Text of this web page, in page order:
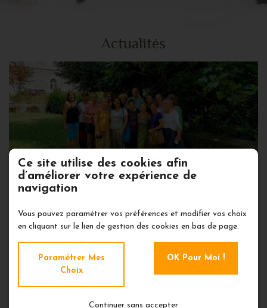
Actualités
STAGE ÉTÉ Drôme Provençale 2019
IMMERSION en RESIDENTIEL
DANS LA JOIE DU YOGA INTEGRAL : la
Ce site utilise des cookies afin
d’améliorer votre expérience de
navigation
Vous pouvez paramétrer vos préférences et modifier vos choix
en cliquant sur le lien de gestion des cookies en bas de page.
Paramétrer Mes
Choix
OK Pour Moi !
Continuer sans accepter